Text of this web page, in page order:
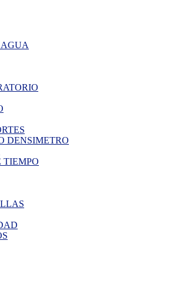
DENSIMETRO
TIEMPO